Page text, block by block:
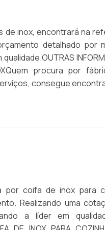
de inox, encontrará na
detalhado por
procura por
consegue
em balcões
melhor no mercado
fábrica de bancadas
mas que
e autoridade em sua
Inox é a escolha certa
Colaboradores
para atender às
de alta qualidade;
coifa de inox para
Realizando uma
a líder em